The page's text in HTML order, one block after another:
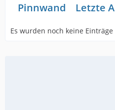
Pinnwand Letzte
Es wurden noch keine